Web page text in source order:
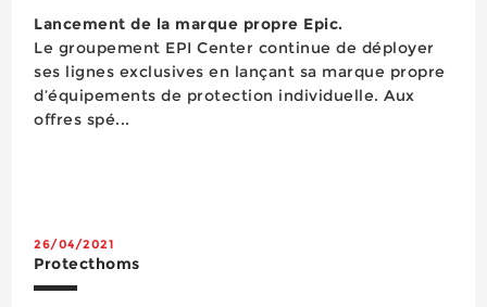
Lancement de la marque propre Epic.
Le groupement EPI Center continue de déployer
ses lignes exclusives en lançant sa marque propre
d’équipements de protection individuelle. Aux
offres spé...
26/04/2021
Protecthoms